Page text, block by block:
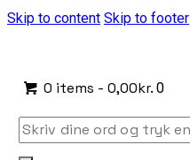
Skip to content Skip to footer
0 items -0,00kr. 0